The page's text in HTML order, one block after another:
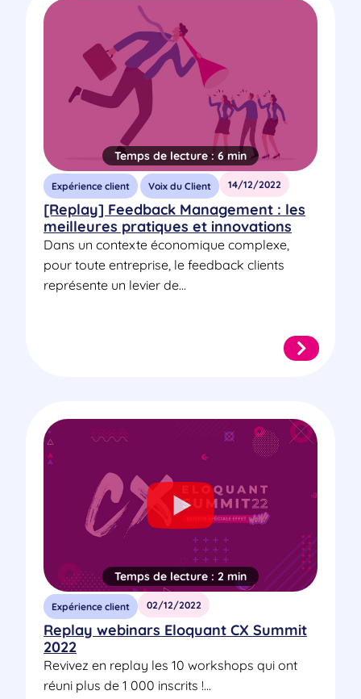
Temps de lecture : 6 min
Expérience client Voix du Client 14/12/2022
[Replay] Feedback Management : les
meilleures pratiques et innovations
Dans un contexte économique complexe,
pour toute entreprise, le feedback clients
représente un levier de...
Temps de lecture : 2 min
Expérience client 02/12/2022
Replay webinars Eloquant CX Summit
2022
Revivez en replay les 10 workshops qui ont
réuni plus de 1 000 inscrits !...